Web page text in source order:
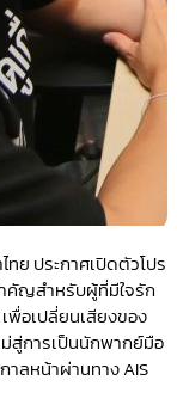
ย ประกาศเปิดตัวโปร
คัญสำหรับผู้ที่มีใจรัก
พื่อเปลี่ยนเสียงของ
สู่การเป็นนักพากย์มือ
ลหน้าผ่านทาง AIS